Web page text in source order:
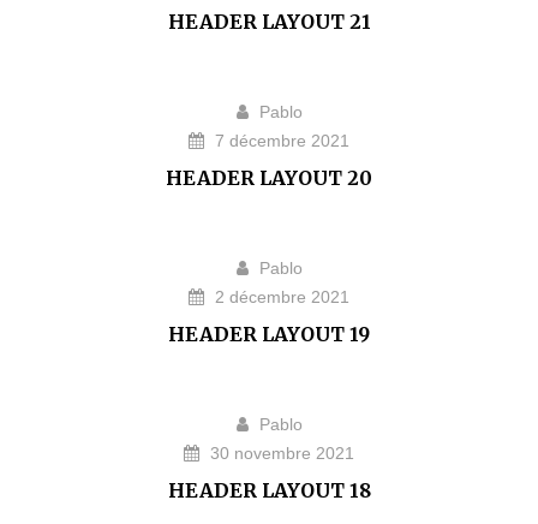
HEADER LAYOUT 21
Pablo
7 décembre 2021
HEADER LAYOUT 20
Pablo
2 décembre 2021
HEADER LAYOUT 19
Pablo
30 novembre 2021
HEADER LAYOUT 18